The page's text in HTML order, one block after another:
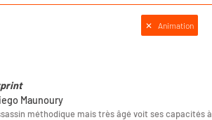
✕ Animation
Maunoury
méthodique mais très âgé voit ses capacités à